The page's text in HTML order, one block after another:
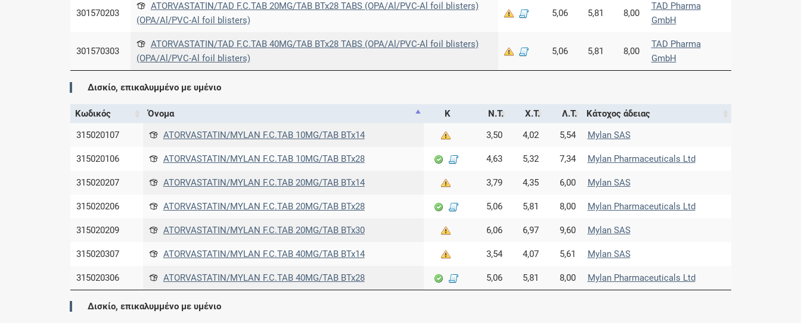
301570203
ATORVASTATIN/TAD F.C.TAB 20MG/TAB BTx28 TABS (OPA/Al/PVC-Al foil blisters)
(OPA/Al/PVC-Al foil blisters)
5,06 5,81 8,00
TAD Pharma
GmbH
301570303
ATORVASTATIN/TAD F.C.TAB 40MG/TAB BTx28 TABS (OPA/Al/PVC-Al foil blisters)
(OPA/Al/PVC-Al foil blisters)
5,06 5,81 8,00
TAD Pharma
GmbH
Δισκίο, επικαλυμμένο με υμένιο
Κωδικός Όνομα Κ Ν.Τ. Χ.Τ. Λ.Τ.
Κάτοχος άδειας
315020107
ATORVASTATIN/MYLAN F.C.TAB 10MG/TAB BTx14 3,50 4,02 5,54 Mylan SAS
315020106 ATORVASTATIN/MYLAN F.C.TAB 10MG/TAB BTx28 4,63 5,32 7,34 Mylan Pharmaceuticals Ltd
315020207 ATORVASTATIN/MYLAN F.C.TAB 20MG/TAB BTx14 3,79 4,35 6,00 Mylan SAS
315020206 ATORVASTATIN/MYLAN F.C.TAB 20MG/TAB BTx28 5,06 5,81 8,00 Mylan Pharmaceuticals Ltd
315020209 ATORVASTATIN/MYLAN F.C.TAB 20MG/TAB BTx30 6,06 6,97 9,60 Mylan SAS
315020307 ATORVASTATIN/MYLAN F.C.TAB 40MG/TAB BTx14 3,54 4,07 5,61 Mylan SAS
315020306 ATORVASTATIN/MYLAN F.C.TAB 40MG/TAB BTx28 5,06 5,81 8,00 Mylan Pharmaceuticals Ltd
Δισκίο, επικαλυμμένο με υμένιο